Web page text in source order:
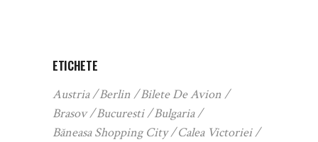
ETICHETE
Austria Berlin
Bilete De Avion
Brasov
Bucuresti
Bulgaria
Băneasa Shopping City
Calea Victoriei